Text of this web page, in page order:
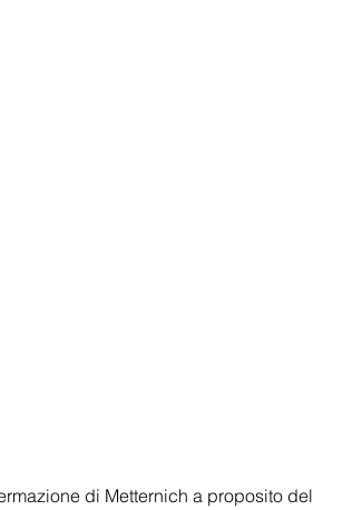
di Metternich a proposito del